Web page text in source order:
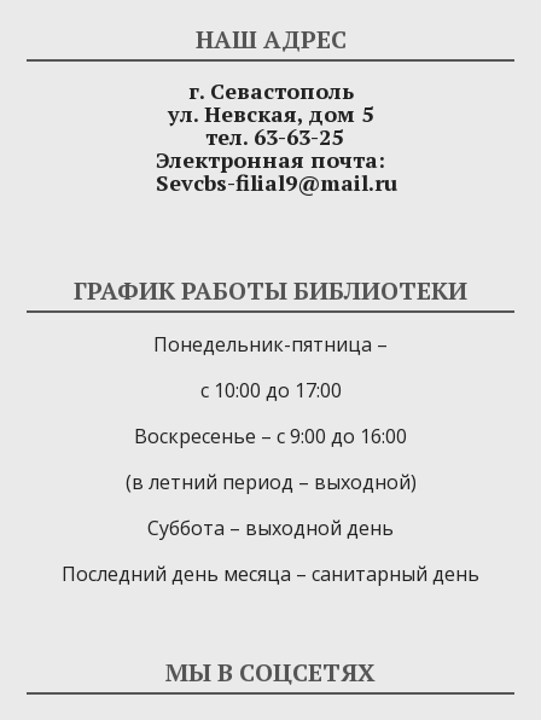
НАШ АДРЕС
г. Севастополь
ул. Невская, дом 5
тел. 63-63-25
Электронная почта:
Sevcbs-filial9@mail.ru
ГРАФИК РАБОТЫ БИБЛИОТЕКИ
Понедельник-пятница –
с 10:00 до 17:00
Воскресенье – с 9:00 до 16:00
(в летний период – выходной)
Суббота – выходной день
Последний день месяца – санитарный день
МЫ В СОЦСЕТЯХ